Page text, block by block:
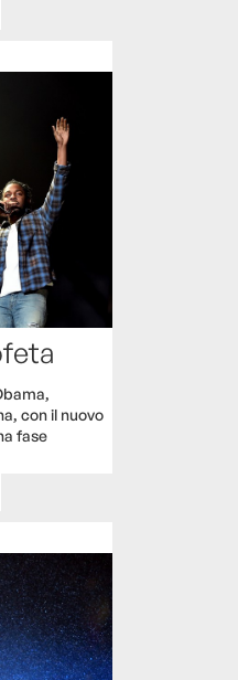
con il nuovo
fase